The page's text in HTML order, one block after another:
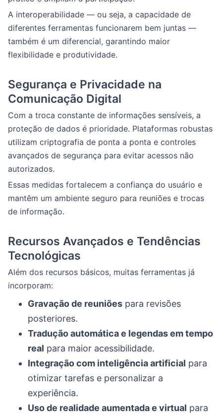
A interoperabilidade — ou seja, a capacidade de
diferentes ferramentas funcionarem bem juntas —
também é um diferencial, garantindo maior
flexibilidade e produtividade.
Segurança e Privacidade na
Comunicação Digital
Com a troca constante de informações sensíveis, a
proteção de dados é prioridade. Plataformas robustas
utilizam criptografia de ponta a ponta e controles
avançados de segurança para evitar acessos não
autorizados.
Essas medidas fortalecem a confiança do usuário e
mantêm um ambiente seguro para reuniões e trocas
de informação.
Recursos Avançados e Tendências
Tecnológicas
Além dos recursos básicos, muitas ferramentas já
incorporam:
Gravação de reuniões para revisões
posteriores.
Tradução automática e legendas em tempo
real para maior acessibilidade.
Integração com inteligência artificial para
otimizar tarefas e personalizar a
experiência.
Uso de realidade aumentada e virtual para